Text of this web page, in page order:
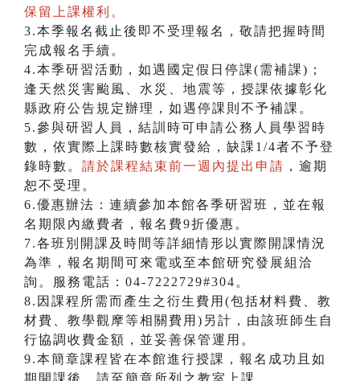
保留上課權利。
3.本季報名截止後即不受理報名，敬請把握時間
完成報名手續。
4.本季研習活動，如遇國定假日停課(需補課)；
逢天然災害颱風、水災、地震等，授課依據彰化
縣政府公告規定辦理，如遇停課則不予補課。
5.參與研習人員，結訓時可申請公務人員學習時
數，依實際上課時數核實發給，缺課1/4者不予登
錄時數。 請於課程結束前一週內提出申請 ，逾期
恕不受理。
6.優惠辦法：連續參加本館各季研習班，並在報
名期限內繳費者，報名費9折優惠。
7.各班別開課及時間等詳細情形以實際開課情況
為準，報名期間可來電或至本館研究發展組洽
詢。服務電話：04-7222729#304。
8.因課程所需而產生之衍生費用(包括材料費、教
材費、教學觀摩等相關費用)另計，由該班師生自
行協調收費金額，並妥善保管運用。
9.本簡章課程皆在本館進行授課，報名成功且如
期開課後，請至簡章所列之教室上課。